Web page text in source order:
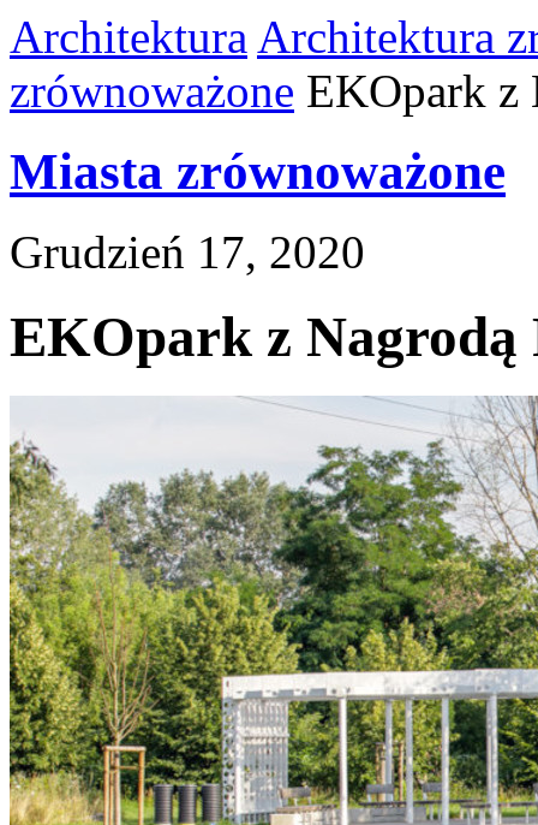
Architektura Architektura
zrównoważone EKOpark z
Miasta zrównoważone
Grudzień 17, 2020
EKOpark z Nagrodą